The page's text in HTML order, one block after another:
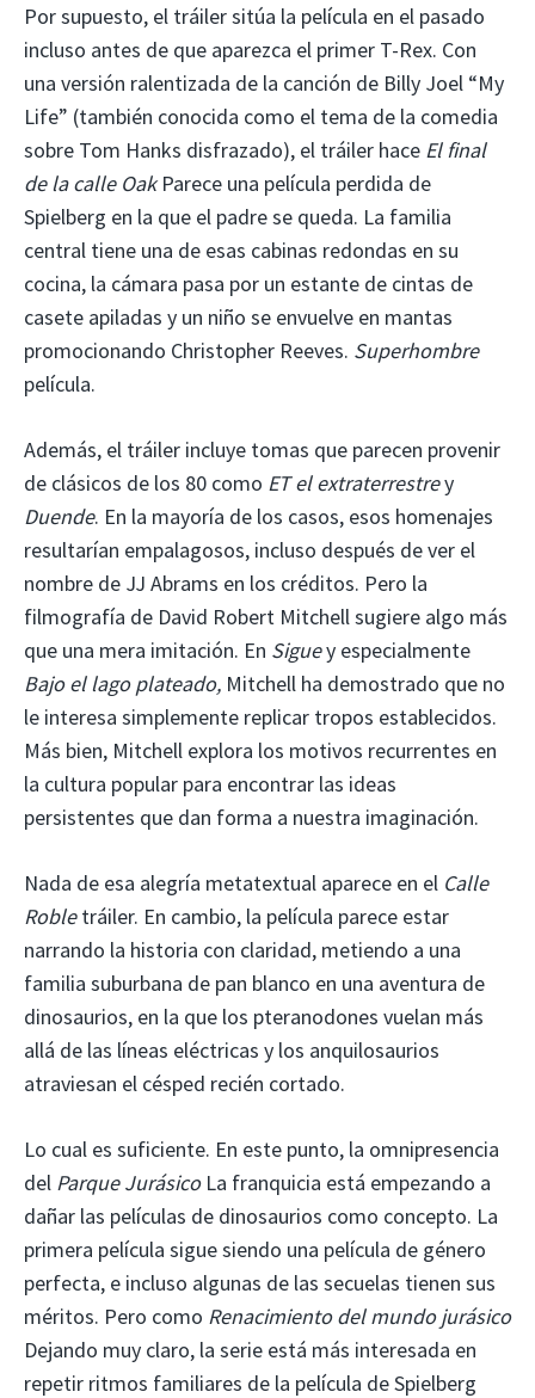
Por supuesto, el tráiler sitúa la película en el pasado
incluso antes de que aparezca el primer T-Rex. Con
una versión ralentizada de la canción de Billy Joel “My
Life” (también conocida como el tema de la comedia
sobre Tom Hanks disfrazado), el tráiler hace El final
de la calle OakParece una película perdida de
Spielberg en la que el padre se queda. La familia
central tiene una de esas cabinas redondas en su
cocina, la cámara pasa por un estante de cintas de
casete apiladas y un niño se envuelve en mantas
promocionando Christopher Reeves. Superhombre
película.
Además, el tráiler incluye tomas que parecen provenir
de clásicos de los 80 como ET el extraterrestrey
Duende. En la mayoría de los casos, esos homenajes
resultarían empalagosos, incluso después de ver el
nombre de JJ Abrams en los créditos. Pero la
filmografía de David Robert Mitchell sugiere algo más
que una mera imitación. En Siguey especialmente
Bajo el lago plateado, Mitchell ha demostrado que no
le interesa simplemente replicar tropos establecidos.
Más bien, Mitchell explora los motivos recurrentes en
la cultura popular para encontrar las ideas
persistentes que dan forma a nuestra imaginación.
Nada de esa alegría metatextual aparece en el Calle
Robletráiler. En cambio, la película parece estar
narrando la historia con claridad, metiendo a una
familia suburbana de pan blanco en una aventura de
dinosaurios, en la que los pteranodones vuelan más
allá de las líneas eléctricas y los anquilosaurios
atraviesan el césped recién cortado.
Lo cual es suficiente. En este punto, la omnipresencia
del Parque JurásicoLa franquicia está empezando a
dañar las películas de dinosaurios como concepto. La
primera película sigue siendo una película de género
perfecta, e incluso algunas de las secuelas tienen sus
méritos. Pero como Renacimiento del mundo jurásico
Dejando muy claro, la serie está más interesada en
repetir ritmos familiares de la película de Spielberg